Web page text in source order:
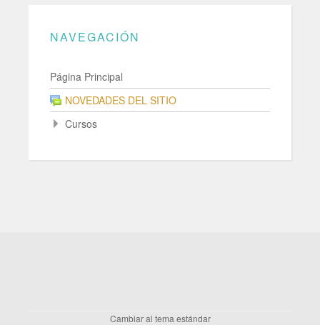
NAVEGACIÓN
Página Principal
NOVEDADES DEL SITIO
Cursos
Cambiar al tema estándar